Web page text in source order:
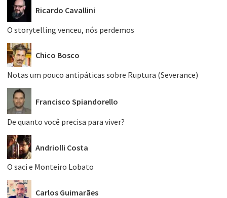
Ricardo Cavallini
O storytelling venceu, nós perdemos
Chico Bosco
Notas um pouco antipáticas sobre Ruptura (Severance)
Francisco Spiandorello
De quanto você precisa para viver?
Andriolli Costa
O saci e Monteiro Lobato
Carlos Guimarães